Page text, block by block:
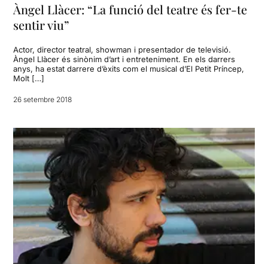
Àngel Llàcer: “La funció del teatre és fer-te
sentir viu”
Actor, director teatral, showman i presentador de televisió.
Àngel Llàcer és sinònim d’art i entreteniment. En els darrers
anys, ha estat darrere d’èxits com el musical d’El Petit Príncep,
Molt […]
26 setembre 2018